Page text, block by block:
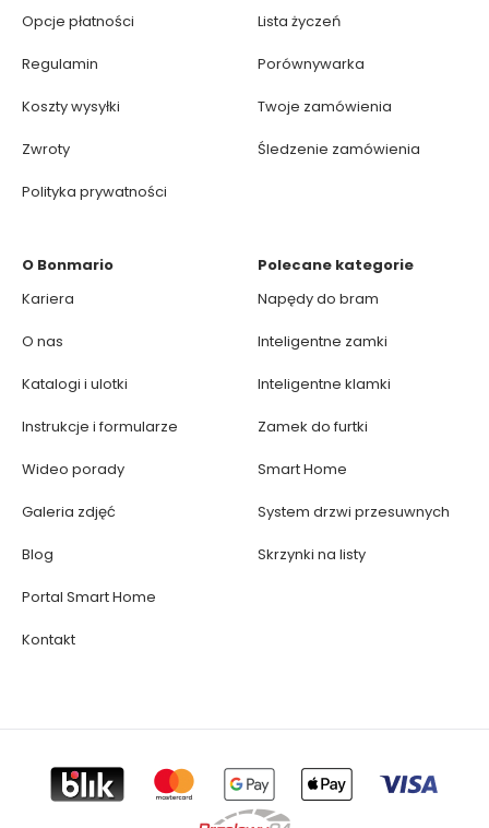
Opcje płatności
Regulamin
Koszty wysyłki
Zwroty
Polityka prywatności
Lista życzeń
Porównywarka
Twoje zamówienia
Śledzenie zamówienia
O Bonmario
Kariera
O nas
Katalogi i ulotki
Instrukcje i formularze
Wideo porady
Galeria zdjęć
Blog
Portal Smart Home
Kontakt
Polecane kategorie
Napędy do bram
Inteligentne zamki
Inteligentne klamki
Zamek do furtki
Smart Home
System drzwi przesuwnych
Skrzynki na listy